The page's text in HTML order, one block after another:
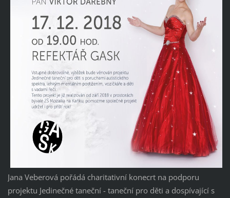
Jana Veberová pořádá charitativní konecrt na podporu
projektu Jedinečné taneční - taneční pro děti a dospívající s